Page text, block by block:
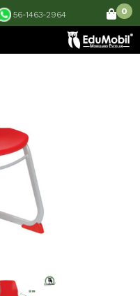
56-1463-2964 0